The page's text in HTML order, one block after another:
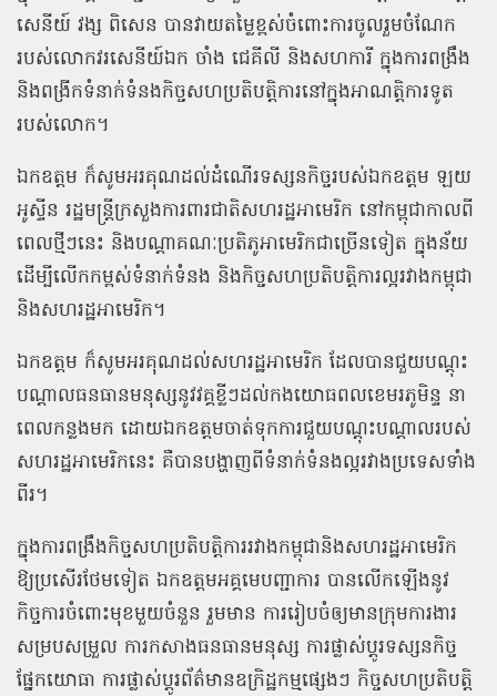
សេនីយ៍ វង្ស ពិសេន បានវាយតម្លៃខ្ពស់ចំពោះការចូលរួមចំណែក
របស់លោកវរសេនីយ៍ឯក ចាំង ជេគីលី និងសហការី ក្នុងការពង្រឹង
និងពង្រីកទំនាក់ទំនងកិច្ចសហប្រតិបត្តិការនៅក្នុងអាណត្តិការទូត
របស់លោក។
ឯកឧត្តម ក៏សូមអរគុណដល់ដំណើរទស្សនកិច្ចរបស់ឯកឧត្តម ឡយ
អូស្ទីន រដ្ឋមន្ត្រីក្រសួងការពារជាតិសហរដ្ឋអាមេរិក នៅកម្ពុជាកាលពី
ពេលថ្មីៗនេះ និងបណ្តាគណៈប្រតិភូអាមេរិកជាច្រើនទៀត ក្នុងន័យ
ដើម្បីលើកកម្ពស់ទំនាក់ទំនង និងកិច្ចសហប្រតិបត្តិការល្អរវាងកម្ពុជា
និងសហរដ្ឋអាមេរិក។
ឯកឧត្តម ក៏សូមអរគុណដល់សហរដ្ឋអាមេរិក ដែលបានជួយបណ្ដុះ
បណ្ដាលធនធានមនុស្សនូវវគ្គខ្លីៗដល់កងយោធពលខេមរភូមិន្ទ នា
ពេលកន្លងមក ដោយឯកឧត្តមចាត់ទុកការជួយបណ្ដុះបណ្ដាលរបស់
សហរដ្ឋអាមេរិកនេះ គឺបានបង្ហាញពីទំនាក់ទំនងល្អរវាងប្រទេសទាំង
ពីរ។
ក្នុងការពង្រឹងកិច្ចសហប្រតិបត្តិការរវាងកម្ពុជានិងសហរដ្ឋអាមេរិក
ឱ្យប្រសើរថែមទៀត ឯកឧត្តមអគ្គមេបញ្ជាការ បានលើកឡើងនូវ
កិច្ចការចំពោះមុខមួយចំនួន រួមមាន ការរៀបចំឲ្យមានក្រុមការងារ
សម្របសម្រួល ការកសាងធនធានមនុស្ស ការផ្លាស់ប្ដូរទស្សនកិច្ច
ផ្នែកយោធា ការផ្លាស់ប្ដូរព័ត៌មានឧក្រិដ្ឋកម្មផ្សេងៗ កិច្ចសហប្រតិបត្តិ